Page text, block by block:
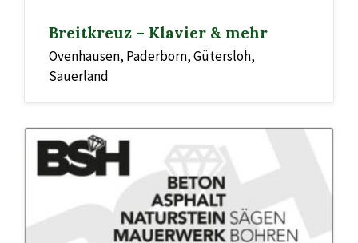
Breitkreuz – Klavier & mehr
Ovenhausen, Paderborn, Gütersloh,
Sauerland